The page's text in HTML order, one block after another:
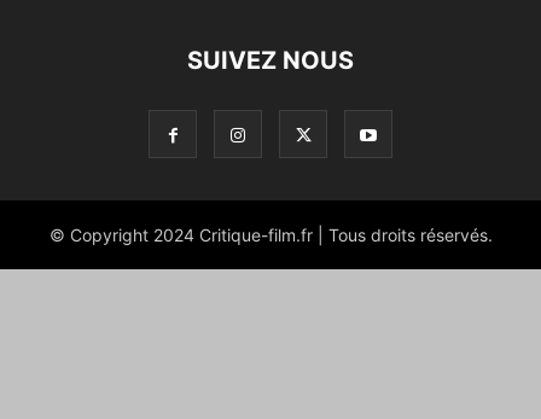
SUIVEZ NOUS
© Copyright 2024 Critique-film.fr | Tous droits réservés.